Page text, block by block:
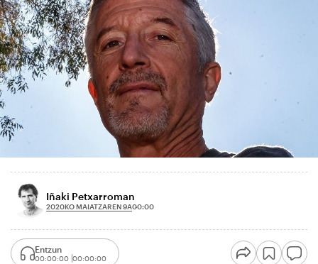
Iñaki Petxarroman
2020KO MAIATZAREN 9A00:00
Entzun
00:00:00 00:00:00